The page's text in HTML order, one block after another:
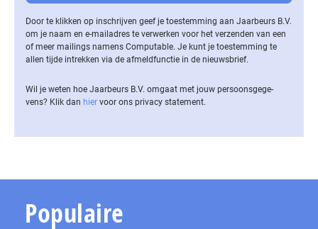
Door te klikken op inschrijven geef je toestemming aan Jaarbeurs B.V.
om je naam en e-mailadres te verwerken voor het verzenden van een
of meer mailings namens Computable. Je kunt je toestemming te
allen tijde intrekken via de af­meld­func­tie in de nieuwsbrief.
Wil je weten hoe Jaarbeurs B.V. omgaat met jouw per­soons­ge­ge­
vens? Klik dan hier voor ons privacy statement.
Populaire